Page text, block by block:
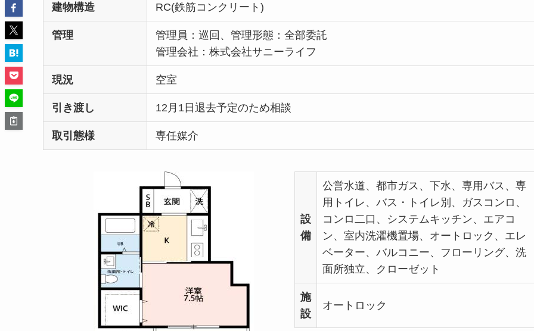
建物構造 RC(鉄筋コンクリート)
管理
管理員：巡回、管理形態：全部委託
管理会社：株式会社サニーライフ
現況 空室
引き渡し 12月1日退去予定のため相談
取引態様 専任媒介
設
備
公営水道、都市ガス、下水、専用バス、専
用トイレ、バス・トイレ別、ガスコンロ、
コンロ二口、システムキッチン、エアコ
ン、室内洗濯機置場、オートロック、エレ
ベーター、バルコニー、フローリング、洗
面所独立、クローゼット
施
設
オートロック